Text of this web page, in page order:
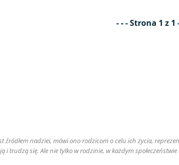
- - - Strona 1 z 1
źródłem nadziei, mówi ono rodzicom o celu ich życia,
i trudzą się. Ale nie tylko w rodzinie, w każdym